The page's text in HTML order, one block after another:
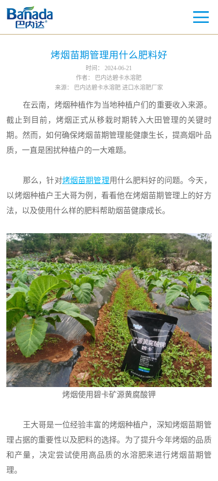
烤烟苗期管理用什么肥料好
时间：
2024-06-21
作者：
巴内达碧卡水溶肥
来源：
巴内达碧卡水溶肥 进口水溶肥厂家
在云南，烤烟种植作为当地种植户们的重要收入来源。
截止到目前，烤烟正式从移栽时期转入大田管理的关键时
期。然而，如何确保烤烟苗期管理能健康生长，提高烟叶品
质，一直是困扰种植户的一大难题。
那么，针对烤烟苗期管理用什么肥料好的问题。今天，
以烤烟种植户王大哥为例，看看他在烤烟苗期管理上的好方
法，以及使用什么样的肥料帮助烟苗健康成长。
烤烟使用碧卡矿源黄腐酸钾
王大哥是一位经验丰富的烤烟种植户，深知烤烟苗期管
理占据的重要性以及肥料的选择。为了提升今年烤烟的品质
和产量，决定尝试使用高品质的水溶肥来进行烤烟苗期管
理。